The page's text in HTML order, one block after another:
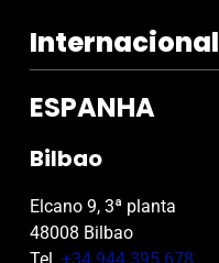
e
m
p
y
Internacional
ESPANHA
Bilbao
Elcano 9, 3ª planta
48008 Bilbao